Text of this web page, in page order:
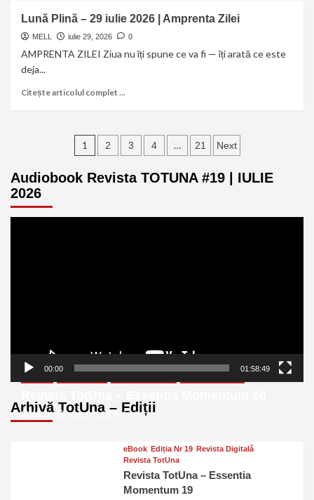
Lună Plină – 29 iulie 2026 | Amprenta Zilei
MELL iulie 29, 2026 0
AMPRENTA ZILEI Ziua nu îți spune ce va fi — îți arată ce este
deja...
Citește articolul complet ...
1 2 3 4 … 21 Next
Audiobook Revista TOTUNA #19 | IULIE
2026
00:00 01:58:49
Arhivă TotUna – Ediții
MELL august 6, 2026 0
eBook Ediția Nr 19 Revista Digitală
Revista TotUna
Revista TotUna – Essentia
Momentum 19